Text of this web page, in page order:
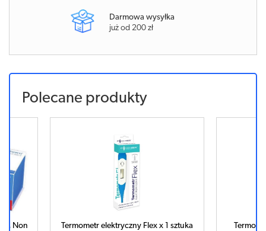
Darmowa wysyłka
już od 200 zł
Polecane produkty
Non Termometr elektryczny Flex x 1 sztuka